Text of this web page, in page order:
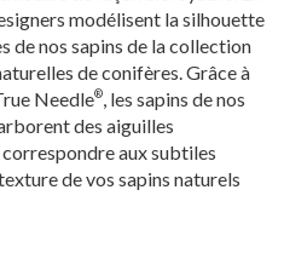
modélisent la silhouette
de nos sapins de la collection
de conifères. Grâce à
Needle®
, les sapins de nos
des aiguilles
aux subtiles
de vos sapins naturels